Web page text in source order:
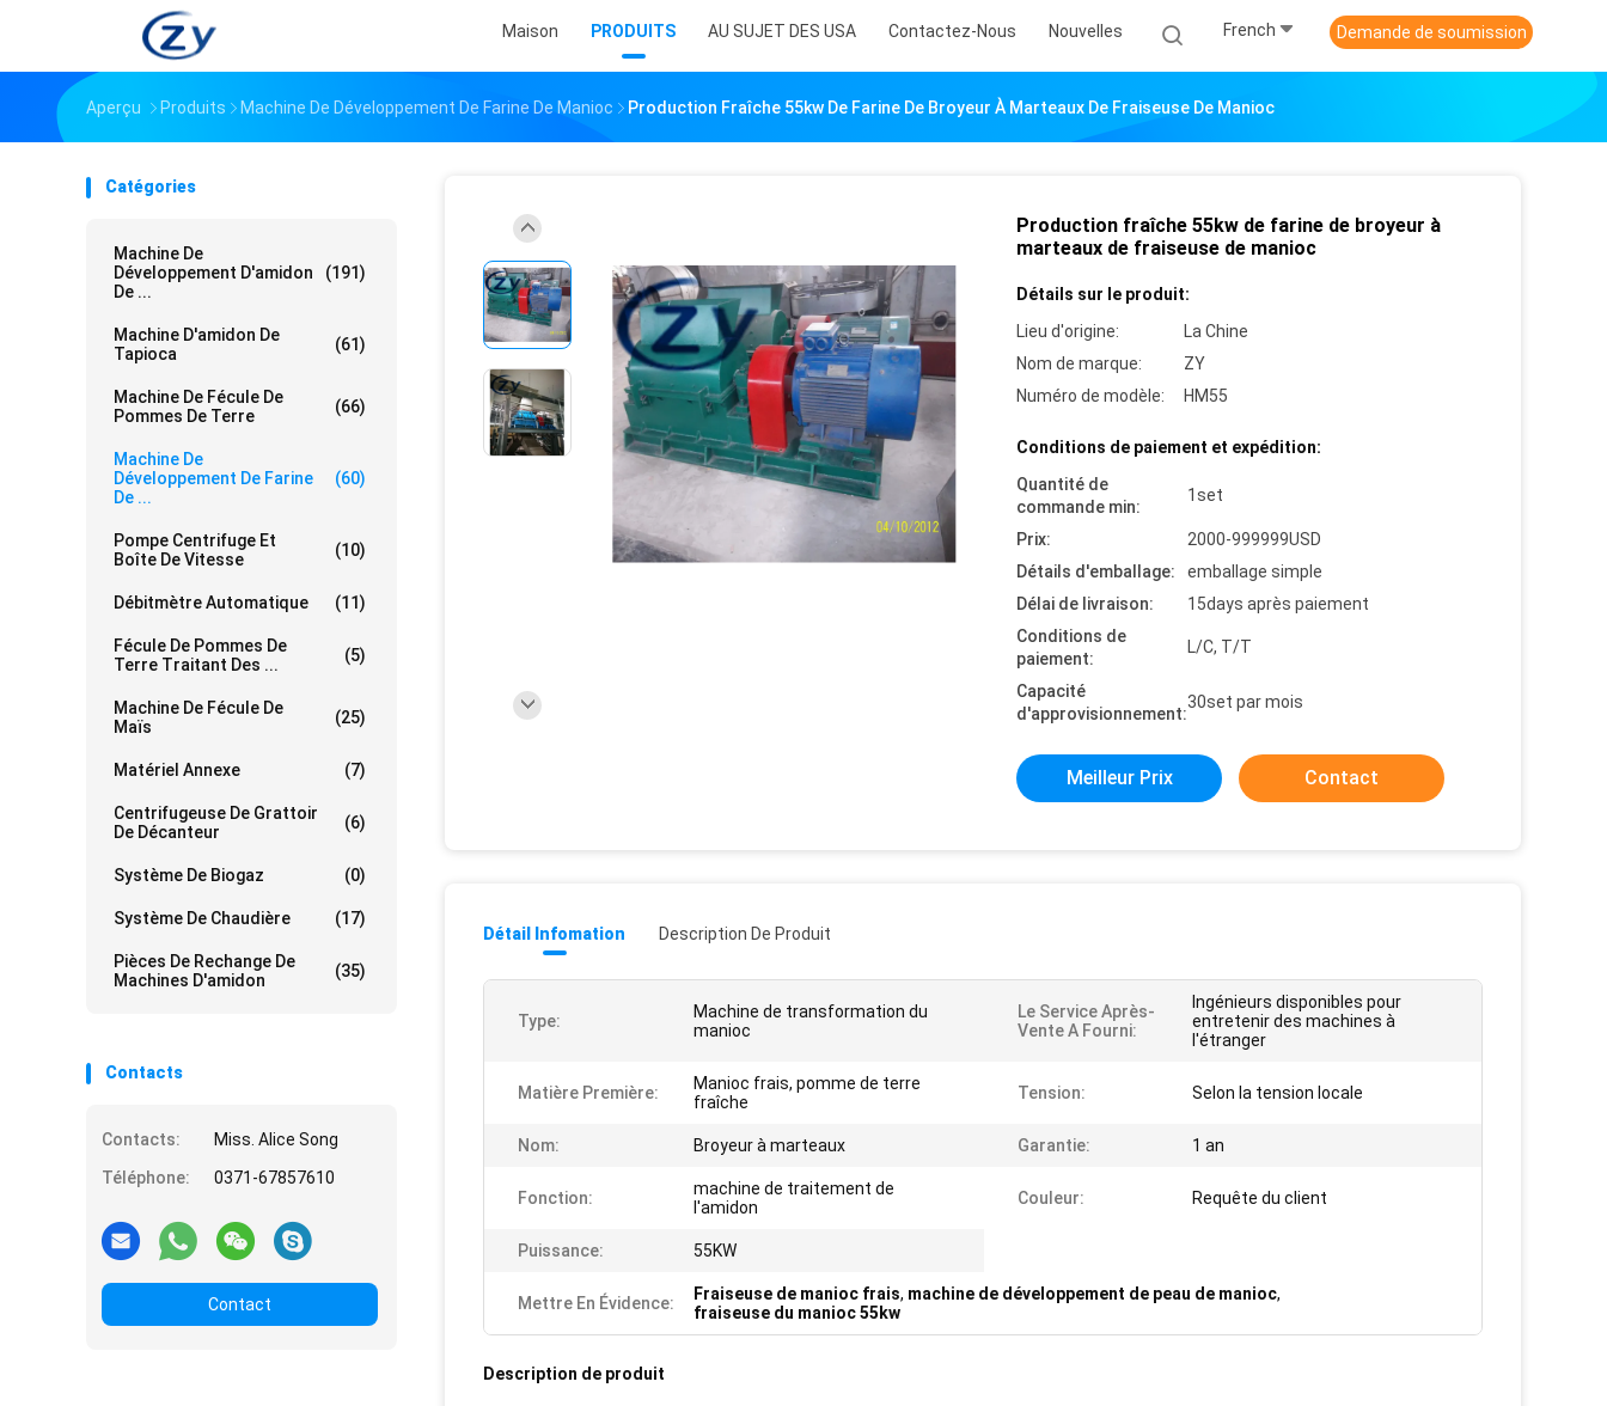
Maison PRODUITS AU SUJET DES USA Contactez-Nous Nouvelles French Demande de soumission
Aperçu Produits Machine De Développement De Farine De Manioc Production Fraîche 55kw De Farine De Broyeur À Marteaux De Fraiseuse De Manioc
Catégories
Machine De
Développement D'amidon
De ...
(191)
Machine D'amidon De
Tapioca
(61)
Machine De Fécule De
Pommes De Terre
(66)
Machine De
Développement De Farine
De ...
(60)
Pompe Centrifuge Et
Boîte De Vitesse
(10)
Débitmètre Automatique (11)
Fécule De Pommes De
Terre Traitant Des ...
(5)
Machine De Fécule De
Maïs
(25)
Matériel Annexe (7)
Centrifugeuse De Grattoir
De Décanteur
(6)
Système De Biogaz (0)
Système De Chaudière (17)
Pièces De Rechange De
Machines D'amidon
(35)
Contacts
Contacts:
Miss. Alice Song
Téléphone:
0371-67857610
Contact
Production fraîche 55kw de farine de broyeur à
marteaux de fraiseuse de manioc
Détails sur le produit:
Lieu d'origine:
La Chine
Nom de marque:
ZY
Numéro de modèle:
HM55
Conditions de paiement et expédition:
Quantité de
commande min:
1set
Prix:
2000-999999USD
Détails d'emballage:
emballage simple
Délai de livraison:
15days après paiement
Conditions de
paiement:
L/C, T/T
Capacité
d'approvisionnement:
30set par mois
Meilleur Prix Contact
Détail Infomation Description De Produit
Type:
Machine de transformation du
manioc
Le Service Après-
Vente A Fourni:
Ingénieurs disponibles pour
entretenir des machines à
l'étranger
Matière Première:
Manioc frais, pomme de terre
fraîche
Tension: Selon la tension locale
Nom: Broyeur à marteaux Garantie: 1 an
Fonction:
machine de traitement de
l'amidon
Couleur: Requête du client
Puissance: 55KW
Mettre En Évidence: Fraiseuse de manioc frais, machine de développement de peau de manioc,
fraiseuse du manioc 55kw
Description de produit